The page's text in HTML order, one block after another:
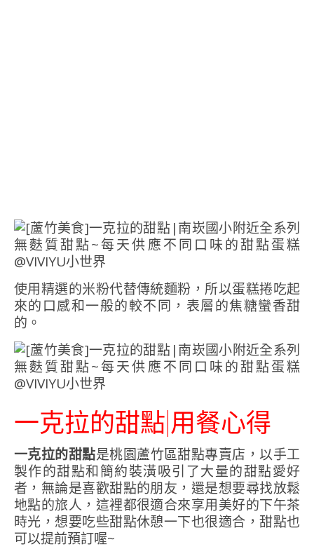
使用精選的米粉代替傳統麵粉，所以蛋糕捲吃起
來的口感和一般的較不同，表層的焦糖蠻香甜
的。
一克拉的甜點|用餐心得
一克拉的甜點是桃園蘆竹區甜點專賣店，以手工
製作的甜點和簡約裝潢吸引了大量的甜點愛好
者，無論是喜歡甜點的朋友，還是想要尋找放鬆
地點的旅人，這裡都很適合來享用美好的下午茶
時光，想要吃些甜點休憩一下也很適合，甜點也
可以提前預訂喔~